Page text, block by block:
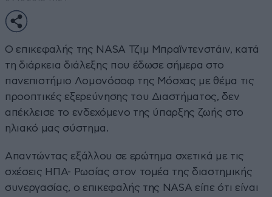
Ο επικεφαλής της NASA Τζιμ Μπραϊντενστάιν, κατά
τη διάρκεια διάλεξης που έδωσε σήμερα στο
πανεπιστήμιο Λομονόσοφ της Μόσχας με θέμα τις
προοπτικές εξερεύνησης του Διαστήματος, δεν
απέκλεισε το ενδεχόμενο της ύπαρξης ζωής στο
ηλιακό μας σύστημα.
Απαντώντας εξάλλου σε ερώτημα σχετικά με τις
σχέσεις ΗΠΑ- Ρωσίας στον τομέα της διαστημικής
συνεργασίας, ο επικεφαλής της NASA είπε ότι είναι